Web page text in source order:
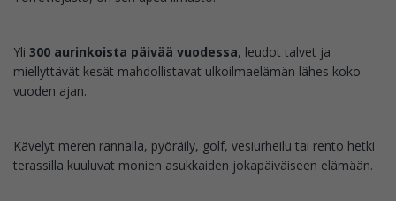
Yli 300 aurinkoista päivää vuodessa, leudot talvet ja
miellyttävät kesät mahdollistavat ulkoilmaelämän lähes koko
vuoden ajan.
Kävelyt meren rannalla, pyöräily, golf, vesiurheilu tai rento hetki
terassilla kuuluvat monien asukkaiden jokapäiväiseen elämään.